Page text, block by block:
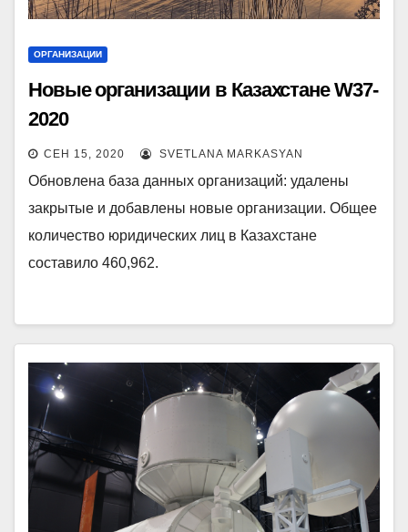
ОРГАНИЗАЦИИ
Новые организации в Казахстане W37-
2020
СЕН 15, 2020 SVETLANA MARKASYAN
Обновлена база данных организаций: удалены
закрытые и добавлены новые организации. Общее
количество юридических лиц в Казахстане
составило 460,962.